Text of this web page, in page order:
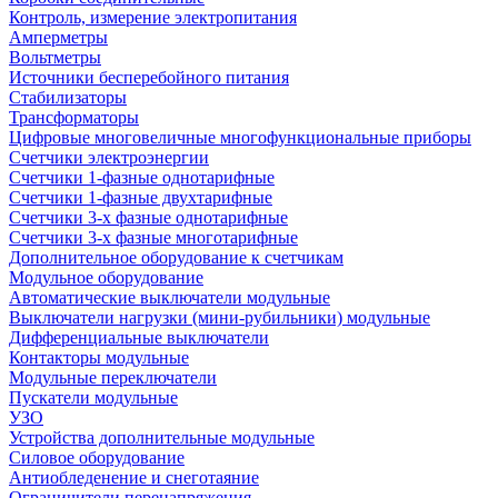
Контроль, измерение электропитания
Амперметры
Вольтметры
Источники бесперебойного питания
Стабилизаторы
Трансформаторы
Цифровые многовеличные многофункциональные приборы
Счетчики электроэнергии
Счетчики 1-фазные однотарифные
Счетчики 1-фазные двухтарифные
Счетчики 3-х фазные однотарифные
Счетчики 3-х фазные многотарифные
Дополнительное оборудование к счетчикам
Модульное оборудование
Автоматические выключатели модульные
Выключатели нагрузки (мини-рубильники) модульные
Дифференциальные выключатели
Контакторы модульные
Модульные переключатели
Пускатели модульные
УЗО
Устройства дополнительные модульные
Силовое оборудование
Антиобледенение и снеготаяние